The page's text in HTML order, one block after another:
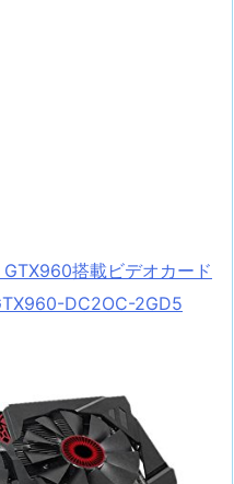
搭載ビデオカード
DC2OC-2GD5